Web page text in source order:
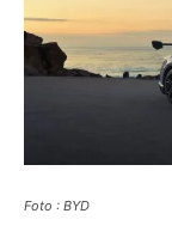
Foto : BYD